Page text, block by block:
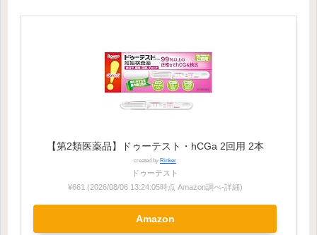
【第2類医薬品】ドゥーテスト・hCGa 2回用 2本
created by Rinker
ドゥーテスト
¥661 (2026/08/06 13:24:05時点 Amazon調べ-詳細)
Amazon